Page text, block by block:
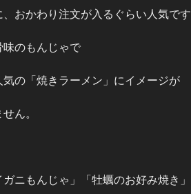
、おかわり注文が入るぐらい人気です
味のもんじゃで
の「焼きラーメン」にイメージが
ん。
ニもんじゃ」「牡蠣のお好み焼き」